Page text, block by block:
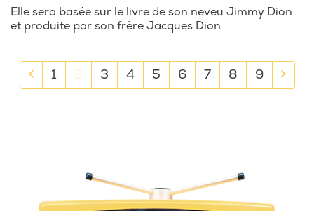
Elle sera basée sur le livre de son neveu Jimmy Dion
et produite par son frère Jacques Dion
Previous
1 2 3 4 5 6 7 8 9 Next